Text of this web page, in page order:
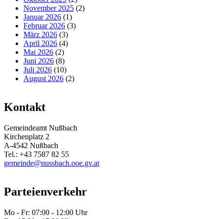
November 2025 (2)
Januar 2026 (1)
Februar 2026 (3)
März 2026 (3)
April 2026 (4)
Mai 2026 (2)
Juni 2026 (8)
Juli 2026 (10)
August 2026 (2)
Kontakt
Gemeindeamt Nußbach
Kirchenplatz 2
A-4542 Nußbach
Tel.: +43 7587 82 55
gemeinde@nussbach.ooe.gv.at
Parteienverkehr
Mo - Fr: 07:00 - 12:00 Uhr